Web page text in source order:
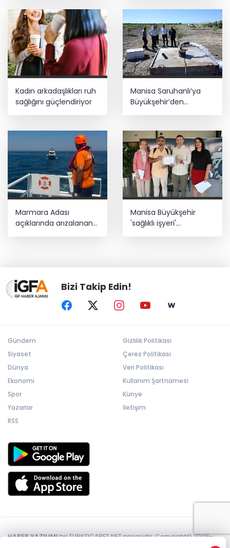
Kadın arkadaşlıkları ruh
sağlığını güçlendiriyor
Manisa Saruhanlı’ya
Büyükşehir’den
tarımsal destek
Marmara Adası
açıklarında arızalanan
tekne kurtarıldı
Manisa Büyükşehir
'sağlıklı işyeri'
sertifikasına kavuştu
Bizi Takip Edin!
Gündem
Siyaset
Dünya
Ekonomi
Spor
Yazarlar
RSS
Gizlilik Politikası
Çerez Politikası
Veri Politikası
Kullanım Şartnamesi
Künye
İletişim
HABER YAZILIMIbir TURKTICARET.NET projesidir. Copyright© 2006-